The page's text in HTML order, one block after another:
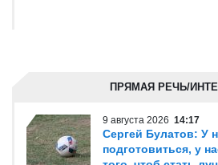
ПРЯМАЯ РЕЧЬ/
9 августа 2026 14:17
Сергей Булатов: У
подготовиться, у